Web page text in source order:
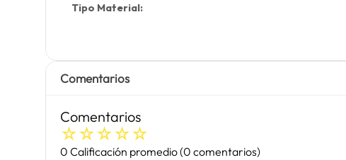
Tipo Material:
Comentarios
Comentarios
☆☆☆☆☆
0 Calificación promedio(0 comentarios)